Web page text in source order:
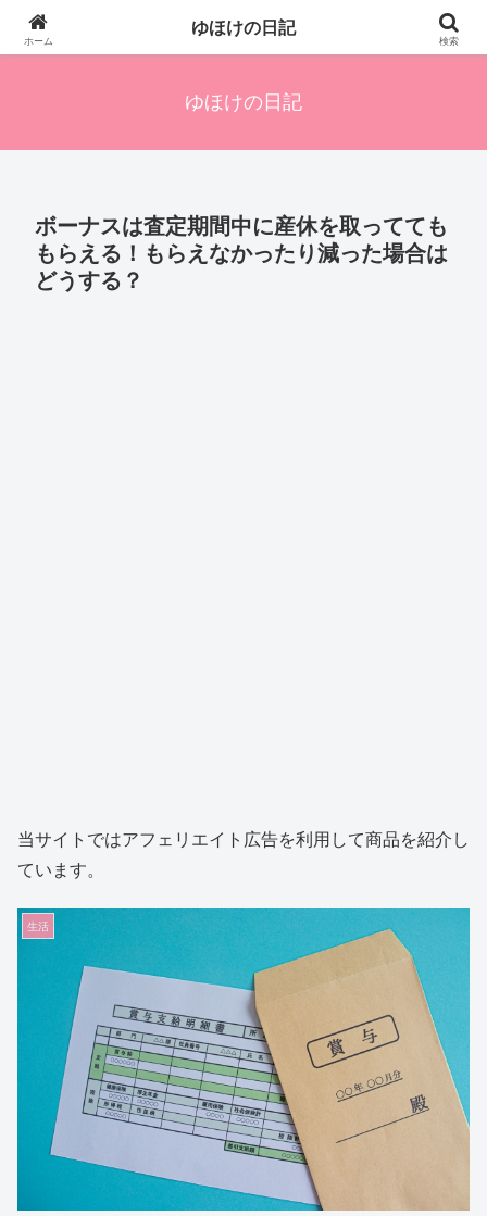
四人の子を持つ母のズボラ生活備忘録です。興味のあることアレやコレ、色々
発信します。
ゆほけの日記
ボーナスは査定期間中に産休を取ってても
もらえる！もらえなかったり減った場合は
どうする？
当サイトではアフェリエイト広告を利用して商品を紹介し
ています。
生活
ホーム
ゆほけの日記
検索